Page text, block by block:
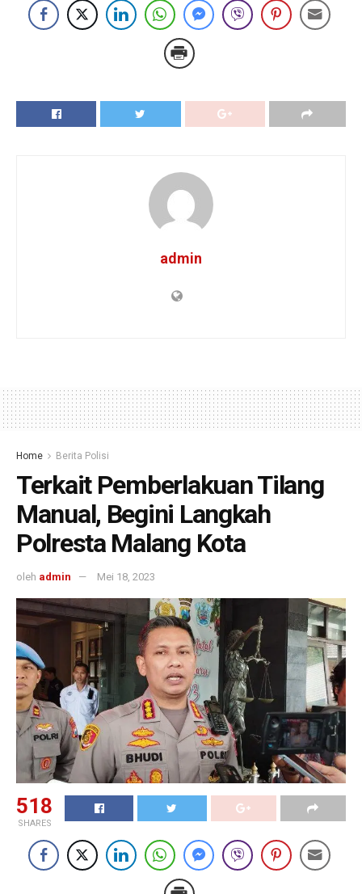
admin
Home Berita Polisi
Terkait Pemberlakuan Tilang
Manual, Begini Langkah
Polresta Malang Kota
oleh admin Mei 18, 2023
518
SHARES